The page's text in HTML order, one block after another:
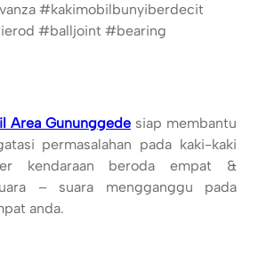
#kakimobilbunyiberdecit
#balljoint #bearing
Area Gununggede siap membantu
permasalahan pada kaki-kaki
kendaraan beroda empat &
– suara mengganggu pada
anda.